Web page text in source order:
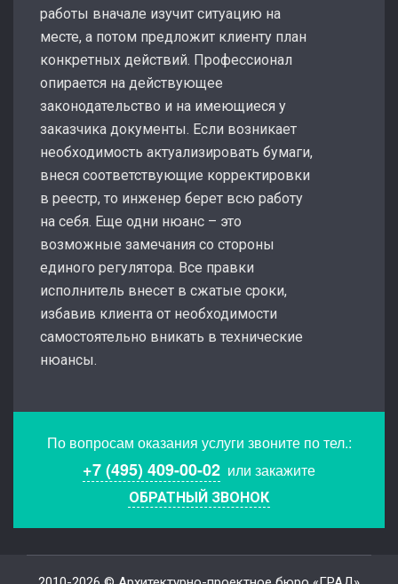
работы вначале изучит ситуацию на
месте, а потом предложит клиенту план
конкретных действий. Профессионал
опирается на действующее
законодательство и на имеющиеся у
заказчика документы. Если возникает
необходимость актуализировать бумаги,
внеся соответствующие корректировки
в реестр, то инженер берет всю работу
на себя. Еще одни нюанс – это
возможные замечания со стороны
единого регулятора. Все правки
исполнитель внесет в сжатые сроки,
избавив клиента от необходимости
самостоятельно вникать в технические
нюансы.
По вопросам оказания услуги звоните по тел.:
+7 (495) 409-00-02 или закажите
ОБРАТНЫЙ ЗВОНОК